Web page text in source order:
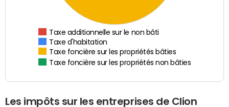
Taxe additionnelle sur le non bâti
Taxe d'habitation
Taxe foncière sur les propriétés bâties
Taxe foncière sur les propriétés non bâties
Les impôts sur les entreprises de Clion